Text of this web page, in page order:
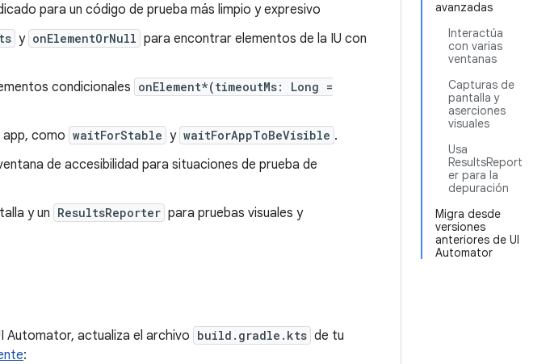
avanzadas
Interactúa
con varias
ventanas
Capturas de
pantalla y
aserciones
visuales
Usa
ResultsReport
er para la
depuración
Migra desde
versiones
anteriores de UI
Automator
para un código de prueba más limpio y expresivo
y onElementOrNull para encontrar elementos de la IU con
condicionales onElement*(timeoutMs: Long =
como waitForStable y waitForAppToBeVisible .
de accesibilidad para situaciones de prueba de
y un ResultsReporter para pruebas visuales y
Automator, actualiza el archivo build.gradle.kts de tu
: